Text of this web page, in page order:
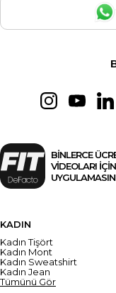
BİNLERCE
VİDEOLARI
KADIN
Kadın Tişört
Kadın Mont
Kadın Sweatshirt
Kadın Jean
Tümünü Gör